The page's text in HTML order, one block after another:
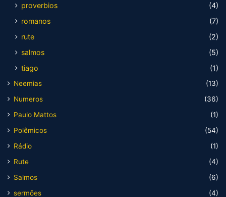
proverbios
(4)
romanos
(7)
rute
(2)
salmos
(5)
tiago
(1)
Neemias
(13)
Numeros
(36)
Paulo Mattos
(1)
Polêmicos
(54)
Rádio
(1)
Rute
(4)
Salmos
(6)
sermões
(4)